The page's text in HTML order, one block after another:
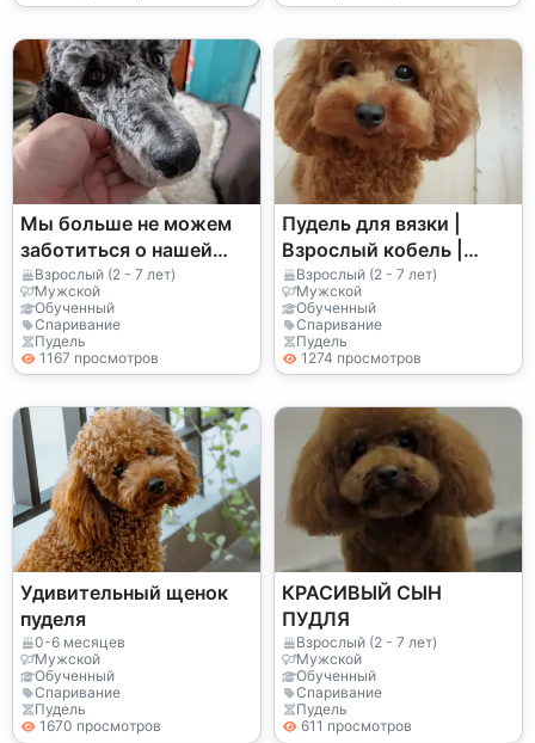
Мы больше не можем
заботиться о нашей
собаке-пуделе.
Взрослый (2 - 7 лет)
Мужской
Обученный
Спаривание
Пудель
1167 просмотров
Пудель для вязки |
Взрослый кобель |
Только ответственные
запросы
Взрослый (2 - 7 лет)
Мужской
Обученный
Спаривание
Пудель
1274 просмотров
Удивительный щенок
пуделя
0-6 месяцев
Мужской
Обученный
Спаривание
Пудель
1670 просмотров
КРАСИВЫЙ СЫН
ПУДЛЯ
Взрослый (2 - 7 лет)
Мужской
Обученный
Спаривание
Пудель
611 просмотров